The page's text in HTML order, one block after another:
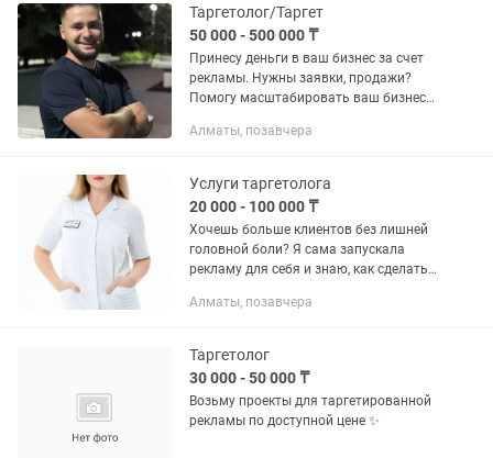
Таргетолог/Таргет
50 000 - 500 000 ₸
Принесу деньги в ваш бизнес за счет
рекламы. Нужны заявки, продажи?
Помогу масштабировать ваш бизнес
таргетированной рекламы. Чем я могу
Алматы, позавчера
Услуги таргетолога
20 000 - 100 000 ₸
Хочешь больше клиентов без лишней
головной боли? Я сама запускала
рекламу для себя и знаю, как сделать
теперь делюсь опытом! ✅ Настрою
Алматы, позавчера
Таргетолог
30 000 - 50 000 ₸
Возьму проекты для таргетированной
рекламы по доступной цене ✨